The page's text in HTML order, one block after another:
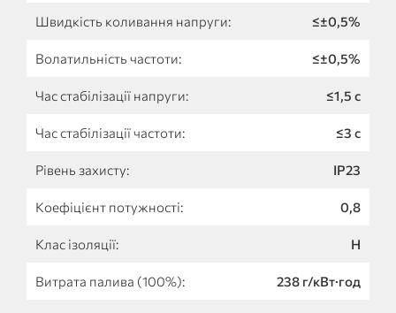
Швидкість коливання напруги: ≤±0,5%
Волатильність частоти: ≤±0,5%
Час стабілізації напруги: ≤1,5 с
Час стабілізації частоти: ≤3 с
Рівень захисту: IP23
Коефіцієнт потужності: 0,8
Клас ізоляції: H
Витрата палива (100%): 238 г/кВт·год